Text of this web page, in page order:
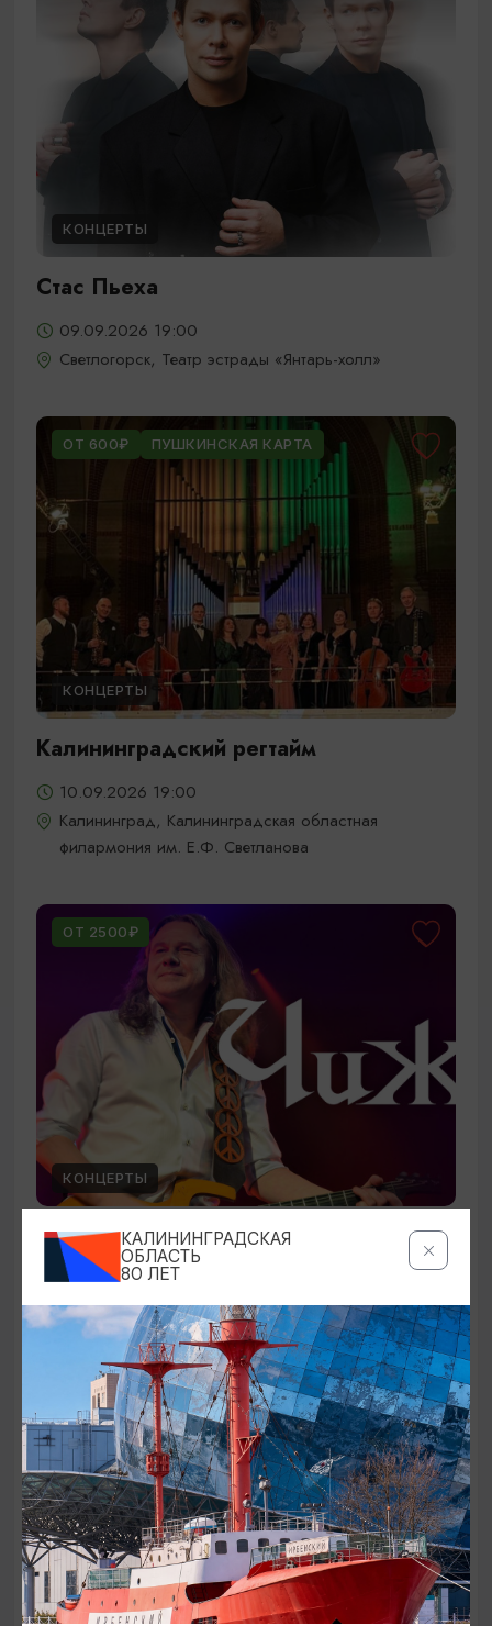
КОНЦЕРТЫ
Стас Пьеха
09.09.2026 19:00
Светлогорск, Театр эстрады «Янтарь-холл»
ОТ 600₽ ПУШКИНСКАЯ КАРТА
КОНЦЕРТЫ
Калининградский регтайм
10.09.2026 19:00
Калининград, Калининградская областная
филармония им. Е.Ф. Светланова
ОТ 2500₽
КОНЦЕРТЫ
Чиж & Cо
10.09.2026 19:00
Светлогорск, Театр эстрады «Янтарь-холл»
ОТ 500₽ ПУШКИНСКАЯ КАРТА
КАЛИНИНГРАДСКАЯ
ОБЛАСТЬ
80 ЛЕТ